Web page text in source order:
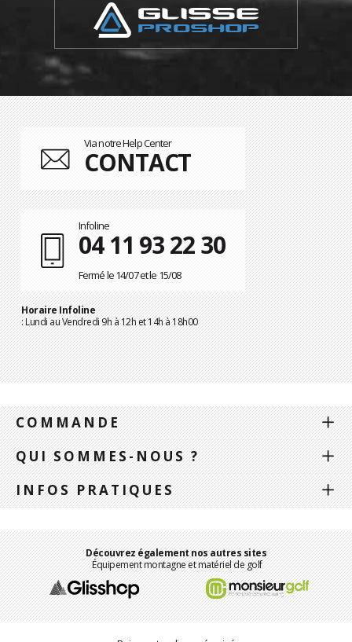
Via notre Help Center
CONTACT
Infoline
04 11 93 22 30
Fermé le 14/07 et le 15/08
Horaire Infoline
: Lundi au Vendredi 9h à 12h et 14h à 18h00
COMMANDE
QUI SOMMES-NOUS ?
INFOS PRATIQUES
Découvrez également nos autres sites
Équipement montagne et matériel de golf